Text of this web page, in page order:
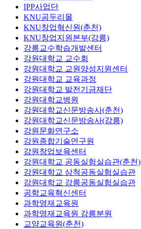
IPP사업단
KNU곰두리몰
KNU창업혁신원(춘천)
KNU창업지원본부(강릉)
강릉교수학습개발센터
강원대학교 교수회
강원대학교 교원양성지원센터
강원대학교 교육과정
강원대학교 발전기금재단
강원대학교병원
강원대학교신문방송사(춘천)
강원대학교신문방송사(강릉)
강원문화연구소
강원종합기술연구원
강원창업보육센터
강원대학교 공동실험실습관(춘천)
강원대학교 삼척공동실험실습관
강원대학교 강릉공동실험실습관
공학교육혁신센터
과학영재교육원
과학영재교육원 강릉분원
교양교육원(춘천)